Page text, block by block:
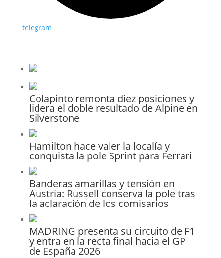
telegram
Colapinto remonta diez posiciones y
lidera el doble resultado de Alpine en
Silverstone
Hamilton hace valer la localía y
conquista la pole Sprint para Ferrari
Banderas amarillas y tensión en
Austria: Russell conserva la pole tras
la aclaración de los comisarios
MADRING presenta su circuito de F1
y entra en la recta final hacia el GP
de España 2026